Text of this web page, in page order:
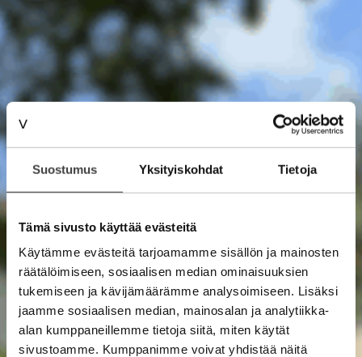
Suostumus Yksityiskohdat Tietoja
Tämä sivusto käyttää evästeitä
Käytämme evästeitä tarjoamamme sisällön ja mainosten
räätälöimiseen, sosiaalisen median ominaisuuksien
tukemiseen ja kävijämäärämme analysoimiseen. Lisäksi
jaamme sosiaalisen median, mainosalan ja analytiikka-
alan kumppaneillemme tietoja siitä, miten käytät
sivustoamme. Kumppanimme voivat yhdistää näitä